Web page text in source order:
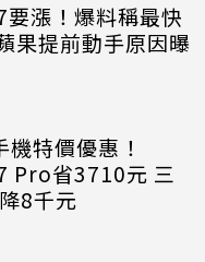
漲！爆料稱最快
果提前動手原因曝
機特價優惠！
Pro省3710元 三
8千元